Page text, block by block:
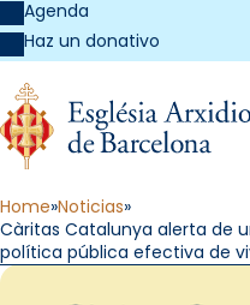
Agenda
Haz un donativo
Home Noticias
Càritas Catalunya alerta de
política pública efectiva de